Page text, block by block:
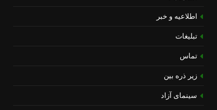
اطلاعیه و خبر
تبلیغات
تماس
زیر ذره بین
سینمای آزاد